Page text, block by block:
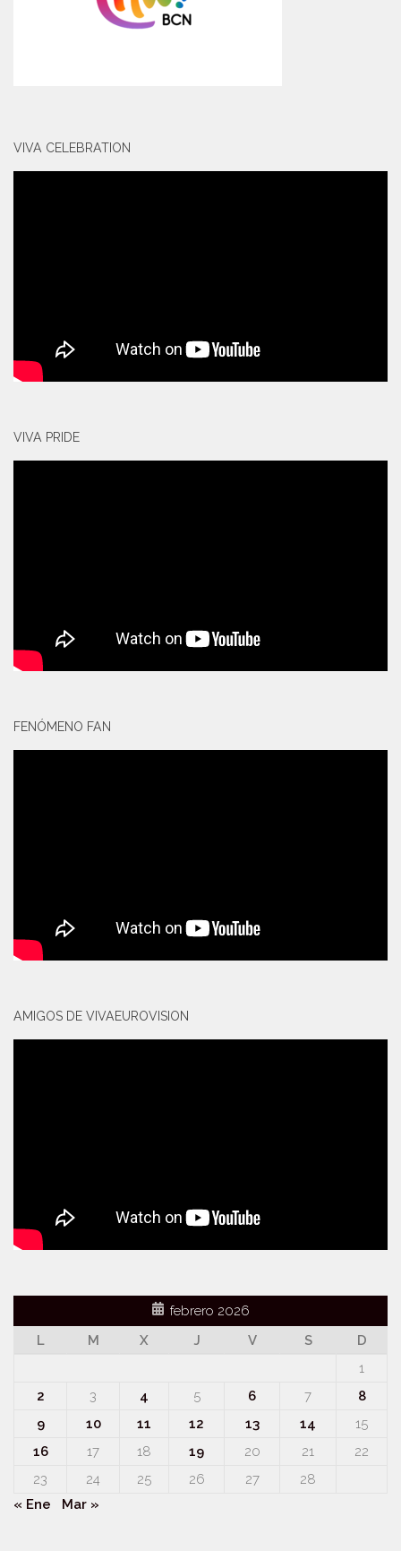
VIVA CELEBRATION
VIVA PRIDE
FENÓMENO FAN
AMIGOS DE VIVAEUROVISION
febrero 2026
L
M X J V S
D
1
2
3 4 5 6 7
8
9
10 11 12 13 14
15
16
17 18 19 20 21
22
23
24 25 26 27
28
« Ene
Mar »